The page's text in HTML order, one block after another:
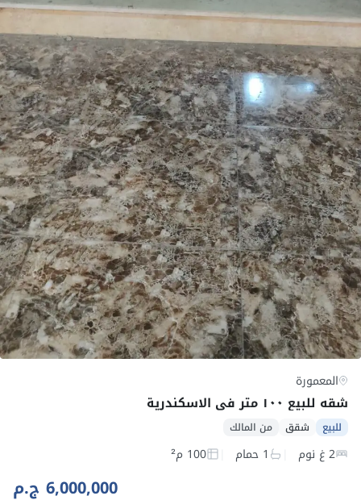
المعمورة
شقه للبيع ١٠٠ متر فى الاسكندرية
للبيع شقق من المالك
2 غ نوم 1 حمام 100 م²
6,000,000 ج.م